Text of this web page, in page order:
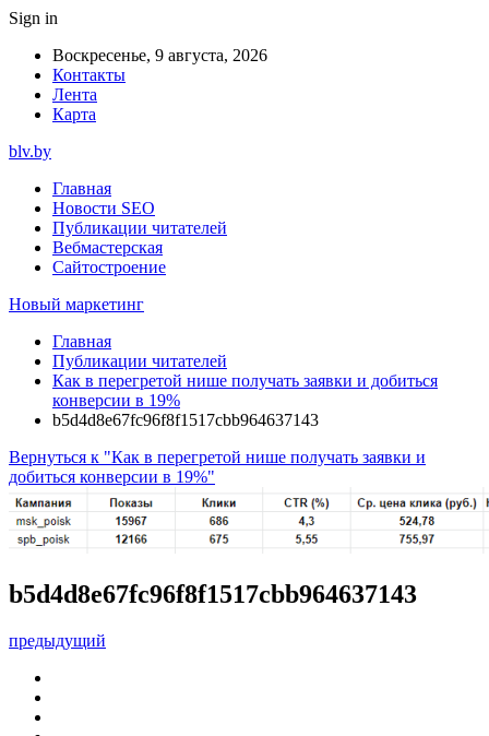
Sign in
Воскресенье, 9 августа, 2026
Контакты
Лента
Карта
blv.by
Главная
Новости SEO
Публикации читателей
Вебмастерская
Сайтостроение
Новый маркетинг
Главная
Публикации читателей
Как в перегретой нише получать заявки и добиться
конверсии в 19%
b5d4d8e67fc96f8f1517cbb964637143
Вернуться к "Как в перегретой нише получать заявки и
добиться конверсии в 19%"
b5d4d8e67fc96f8f1517cbb964637143
предыдущий